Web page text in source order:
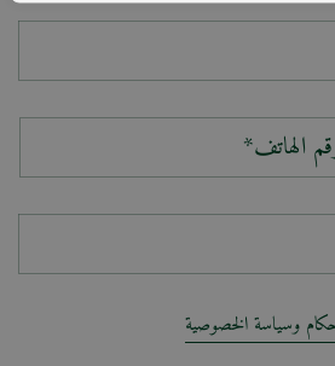
وسياسة الخصوصية